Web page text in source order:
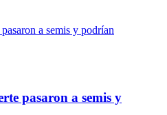
pasaron a semis y